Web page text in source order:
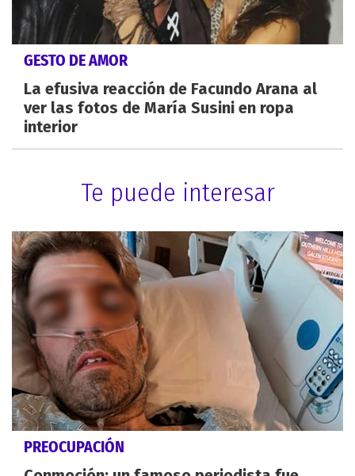
GESTO DE AMOR
La efusiva reacción de Facundo Arana al
ver las fotos de María Susini en ropa
interior
Te puede interesar
PREOCUPACIÓN